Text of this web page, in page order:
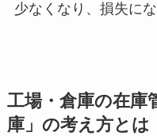
少なくなり、損失に
工場・倉庫の在庫
庫」の考え方とは